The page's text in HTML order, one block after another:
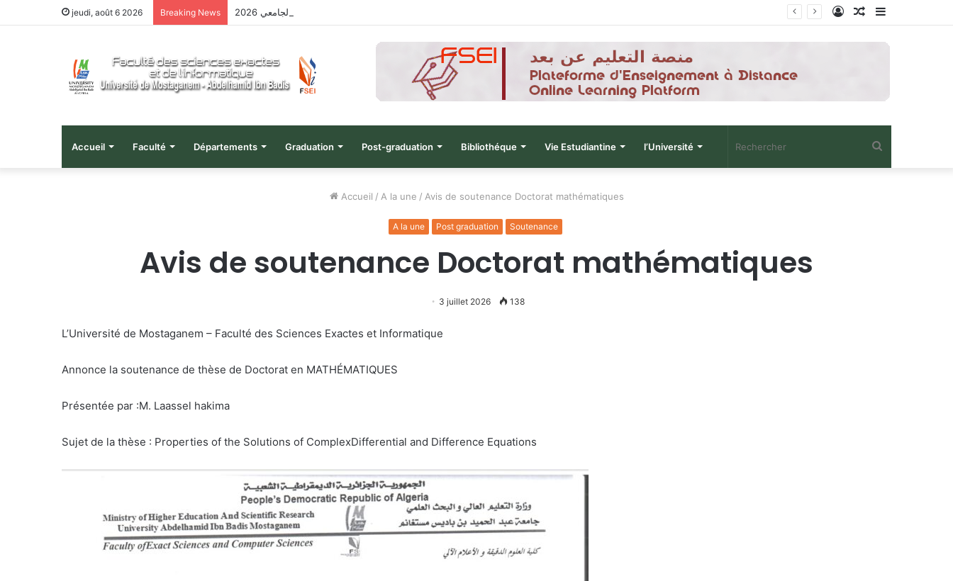
jeudi, août 6 2026 Breaking News نتائج الدورة التاسعة للحصول على التأهيل الجامعي 2026
Sidebar
Article
Connexion
Accueil Faculté Départements Graduation Post-graduation Bibliothéque Vie Estudiantine l’Université
Accueil / A la une / Avis de soutenance Doctorat mathématiques
A la une Post graduation Soutenance
Avis de soutenance Doctorat mathématiques
3 juillet 2026 138
L’Université de Mostaganem – Faculté des Sciences Exactes et Informatique
Annonce la soutenance de thèse de Doctorat en MATHÉMATIQUES
Présentée par :M. Laassel hakima
Sujet de la thèse : Properties of the Solutions of ComplexDifferential and Difference Equations